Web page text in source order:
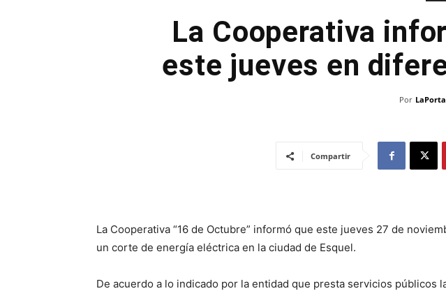
La Cooperativa
este jueves en
Por
Compartir
La Cooperativa “16 de Octubre” informó que este jueves 27 de
un corte de energía eléctrica en la ciudad de Esquel.
De acuerdo a lo indicado por la entidad que presta servicios públicos